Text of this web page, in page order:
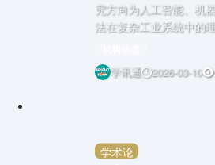
究方向为人工智能、机
法在复杂工业系统中的
Engineering、Control
学讯通 2026-03-10
学术论